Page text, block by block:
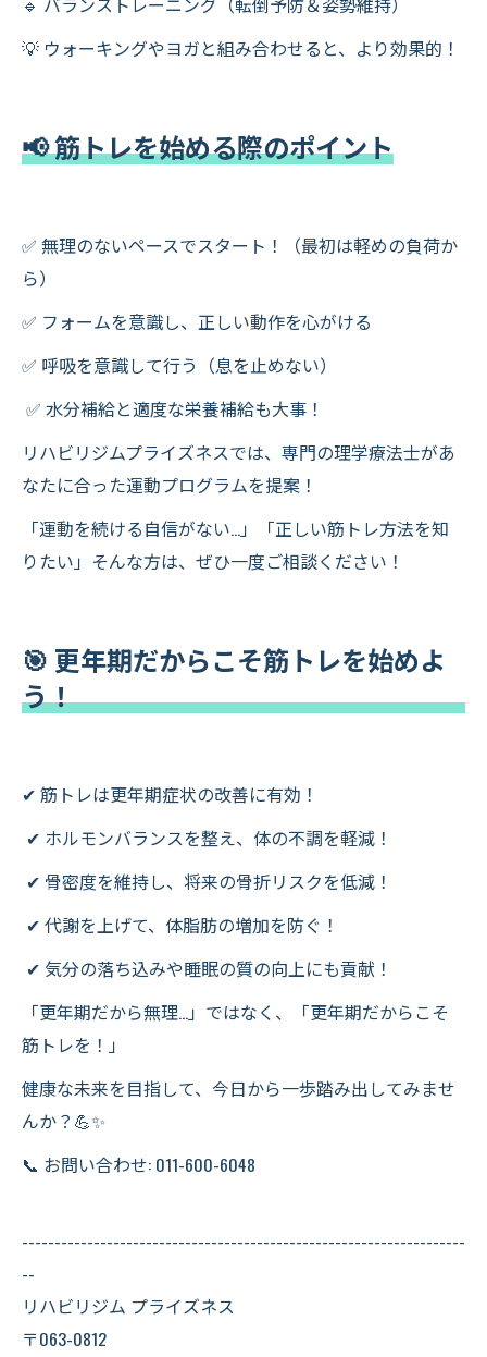
💡 ウォーキングやヨガと組み合わせると、より効果的！
📢 筋トレを始める際のポイント
✅ 無理のないペースでスタート！（最初は軽めの負荷か
ら）
✅ フォームを意識し、正しい動作を心がける
✅ 呼吸を意識して行う（息を止めない）
✅ 水分補給と適度な栄養補給も大事！
リハビリジムプライズネスでは、専門の理学療法士があ
なたに合った運動プログラムを提案！
「運動を続ける自信がない…」「正しい筋トレ方法を知
りたい」そんな方は、ぜひ一度ご相談ください！
🎯 更年期だからこそ筋トレを始めよ
う！
✔ 筋トレは更年期症状の改善に有効！
✔ ホルモンバランスを整え、体の不調を軽減！
✔ 骨密度を維持し、将来の骨折リスクを低減！
✔ 代謝を上げて、体脂肪の増加を防ぐ！
✔ 気分の落ち込みや睡眠の質の向上にも貢献！
「更年期だから無理…」ではなく、「更年期だからこそ
筋トレを！」
健康な未来を目指して、今日から一歩踏み出してみませ
んか？💪✨
📞 お問い合わせ: 011-600-6048
--------------------------------------------------------------------
--
リハビリジム プライズネス
〒063-0812